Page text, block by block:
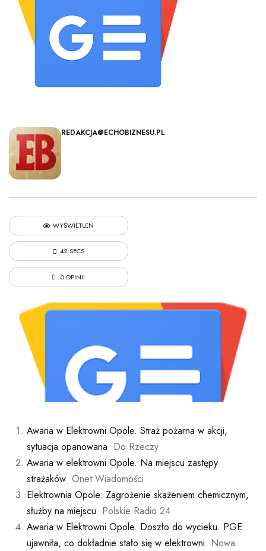
REDAKCJA@ECHOBIZNESU.PL
WYŚWIETLEŃ
42 SECS
0 OPINII
Awaria w Elektrowni Opole. Straż pożarna w akcji,
sytuacja opanowana Do Rzeczy
Awaria w elektrowni Opole. Na miejscu zastępy
strażaków Onet Wiadomości
Elektrownia Opole. Zagrożenie skażeniem chemicznym,
służby na miejscu Polskie Radio 24
Awaria w Elektrowni Opole. Doszło do wycieku. PGE
ujawniła, co dokładnie stało się w elektrowni Nowa